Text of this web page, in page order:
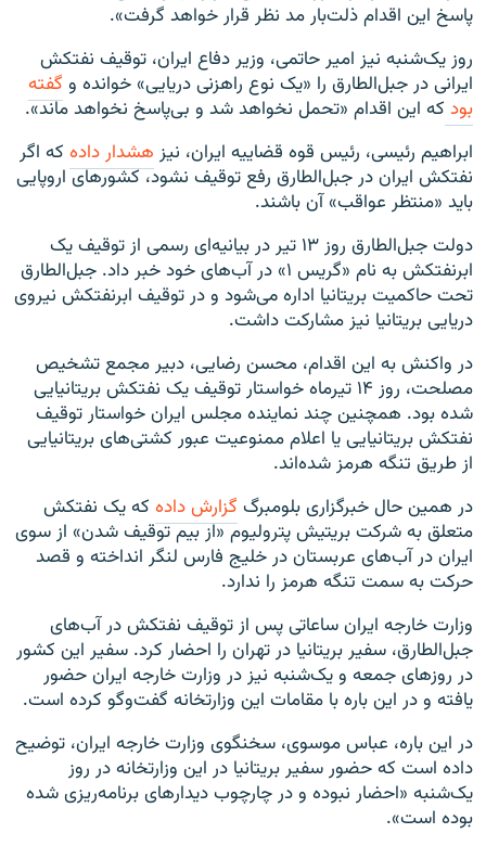
پاسخ این اقدام ذلت‌بار مد نظر قرار خواهد گرفت».
روز یک‌شنبه نیز امیر حاتمی، وزیر دفاع ایران، توقیف نفتکش
ایرانی در جبل‌الطارق را «یک نوع راهزنی دریایی» خوانده و گفته
بود که این اقدام «تحمل نخواهد شد و بی‌پاسخ نخواهد ماند».
ابراهیم رئیسی، رئیس قوه قضاییه ایران، نیز هشدار داده که اگر
نفتکش ایران در جبل‌الطارق رفع توقیف نشود، کشورهای اروپایی
باید «منتظر عواقب» آن باشند.
دولت جبل‌الطارق روز ۱۳ تیر در بیانیه‌ای رسمی از توقیف یک
ابرنفتکش به نام «گریس ۱» در آب‌های خود خبر داد. جبل‌الطارق
تحت حاکمیت بریتانیا اداره می‌شود و در توقیف ابرنفتکش نیروی
دریایی بریتانیا نیز مشارکت داشت.
در واکنش به این اقدام، محسن رضایی، دبیر مجمع تشخیص
مصلحت، روز ۱۴ تیرماه خواستار توقیف یک نفتکش بریتانیایی
شده بود. همچنین چند نماینده مجلس ایران خواستار توقیف
نفتکش بریتانیایی یا اعلام ممنوعیت عبور کشتی‌های بریتانیایی
از طریق تنگه هرمز شده‌اند.
در همین حال خبرگزاری بلومبرگ گزارش داده که یک نفتکش
متعلق به شرکت بریتیش پترولیوم «از بیم توقیف شدن» از سوی
ایران در آب‌های عربستان در خلیج فارس لنگر انداخته و قصد
حرکت به سمت تنگه هرمز را ندارد.
وزارت خارجه ایران ساعاتی پس از توقیف نفتکش در آب‌های
جبل‌الطارق، سفیر بریتانیا در تهران را احضار کرد. سفیر این کشور
در روزهای جمعه و یک‌شنبه نیز در وزارت خارجه ایران حضور
یافته و در این باره با مقامات این وزارتخانه گفت‌وگو کرده است.
در این باره، عباس موسوی، سخنگوی وزارت خارجه ایران، توضیح
داده است که حضور سفیر بریتانیا در این وزارتخانه در روز
یک‌شنبه «احضار نبوده و در چارچوب دیدار‌های برنامه‌ریزی شده
بوده است».